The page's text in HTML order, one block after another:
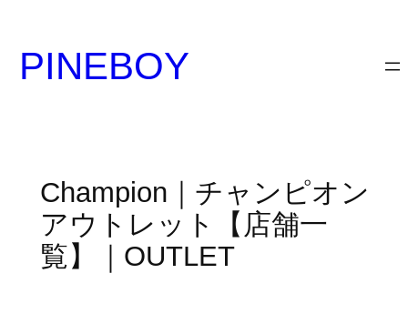
PINEBOY
Champion｜チャンピオン
アウトレット【店舗一
覧】｜OUTLET